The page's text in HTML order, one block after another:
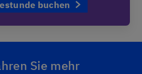
buchen
Sie mehr